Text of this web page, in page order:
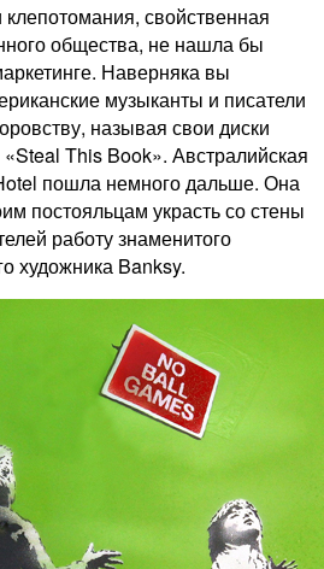
свойственная
общества, не нашла бы
Наверняка вы
музыканты и писатели
называя свои диски
This Book». Австралийская
пошла немного дальше. Она
постояльцам украсть со стены
работу знаменитого
художника Banksy.